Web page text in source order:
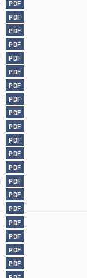
PDF
PDF
PDF
PDF
PDF
PDF
PDF
PDF
PDF
PDF
PDF
PDF
PDF
PDF
PDF
PDF
PDF
PDF
PDF
PDF